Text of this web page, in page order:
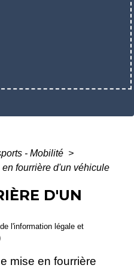
- Mobilité >
en fourrière d'un véhicule
D'UN
l'information légale et
mise en fourrière